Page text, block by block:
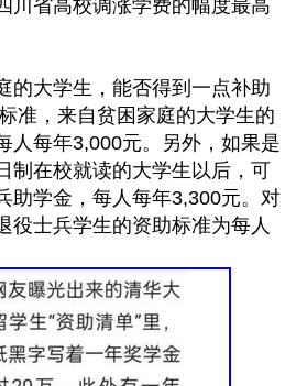
川省高校调涨学费的幅度最高
的大学生，能否得到一点补助
准，来自贫困家庭的大学生的
人每年3,000元。另外，如果是
制在校就读的大学生以后，可
助学金，每人每年3,300元。对
役士兵学生的资助标准为每人